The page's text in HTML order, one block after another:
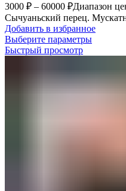
3000 ₽ – 60000 ₽Диапазон
Сычуаньский перец.
Добавить в избранное
Выберите параметры
Быстрый просмотр